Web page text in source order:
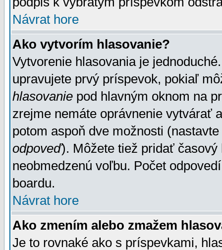
Návrat hore
Ako vytvorím hlasovanie?
Vytvorenie hlasovania je
upravujete prvý príspevok, pokiaľ
hlasovanie pod hlavným oknom na
zrejme nemáte oprávnenie vytvárať
potom aspoň dve možnosti
odpoveď). Môžete tiež pridať
neobmedzenú voľbu. Počet
boardu.
Návrat hore
Ako zmením alebo zmažem
Je to rovnaké ako s príspevkami,